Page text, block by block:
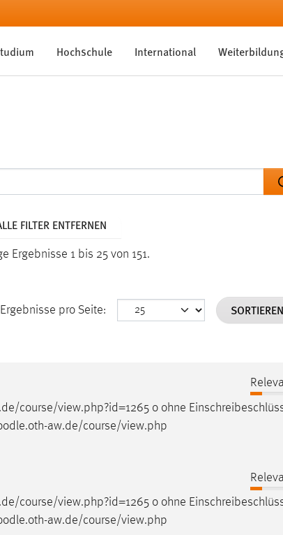
Hochschule International
FILTER ENTFERNEN
Ergebnisse 1 bis 25 von 151.
Ergebnisse pro Seite:
course/view.php?id=1265 o ohne
.oth-aw.de/course/view.php
course/view.php?id=1265 o ohne
.oth-aw.de/course/view.php